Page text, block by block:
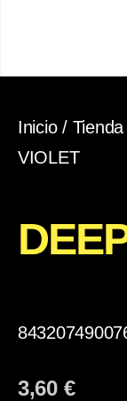
Inicio/
VIOLET
3,60 €